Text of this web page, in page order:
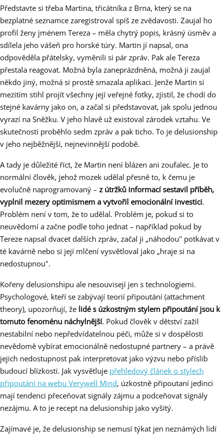
Představte si třeba Martina, třicátníka z Brna, který se na
bezplatné seznamce zaregistroval spíš ze zvědavosti. Zaujal ho
profil ženy jménem Tereza – měla chytrý popis, krásný úsměv a
sdílela jeho vášeň pro horské túry. Martin jí napsal, ona
odpověděla přátelsky, vyměnili si pár zpráv. Pak ale Tereza
přestala reagovat. Možná byla zaneprázdněná, možná ji zaujal
někdo jiný, možná si prostě smazala aplikaci. Jenže Martin si
mezitím stihl projít všechny její veřejné fotky, zjistil, že chodí do
stejné kavárny jako on, a začal si představovat, jak spolu jednou
vyrazí na Sněžku. V jeho hlavě už existoval zárodek vztahu. Ve
skutečnosti proběhlo sedm zpráv a pak ticho. To je delusionship
v jeho nejběžnější, nejnevinnější podobě.
A tady je důležité říct, že Martin není blázen ani zoufalec. Je to
normální člověk, jehož mozek udělal přesně to, k čemu je
evolučně naprogramovaný – z útržků informací sestavil příběh,
vyplnil mezery optimismem a vytvořil emocionální investici.
Problém není v tom, že to udělal. Problém je, pokud si to
neuvědomí a začne podle toho jednat – například pokud by
Tereze napsal dvacet dalších zpráv, začal ji „náhodou" potkávat v
té kavárně nebo si její mlčení vysvětloval jako „hraje si na
nedostupnou".
Kořeny delusionshipu ale nesouvisejí jen s technologiemi.
Psychologové, kteří se zabývají teorií připoutání (attachment
theory), upozorňují, že lidé s úzkostným stylem připoutání jsou k
tomuto fenoménu náchylnější. Pokud člověk v dětství zažil
nestabilní nebo nepředvídatelnou péči, může si v dospělosti
nevědomě vybírat emocionálně nedostupné partnery – a právě
jejich nedostupnost pak interpretovat jako výzvu nebo příslib
budoucí blízkosti. Jak vysvětluje přehledový článek o stylech
připoutání na webu Verywell Mind, úzkostně připoutaní jedinci
mají tendenci přeceňovat signály zájmu a podceňovat signály
nezájmu. A to je recept na delusionship jako vyšitý.
Zajímavé je, že delusionship se nemusí týkat jen neznámých lidí